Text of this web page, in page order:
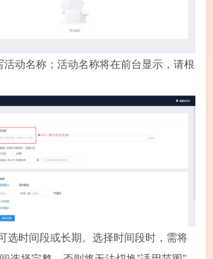
活动名称；活动名称将在前台显示，请根
选时间段或长期。选择时间段时，需将